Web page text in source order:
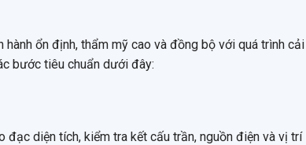
ổn định, thẩm mỹ cao và đồng bộ với quá trình
bước tiêu chuẩn dưới đây:
diện tích, kiểm tra kết cấu trần, nguồn điện và vị